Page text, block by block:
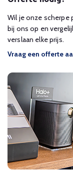
Wil je onze scherpe
bij ons op en
verslaan elke prijs.
Vraag een offerte